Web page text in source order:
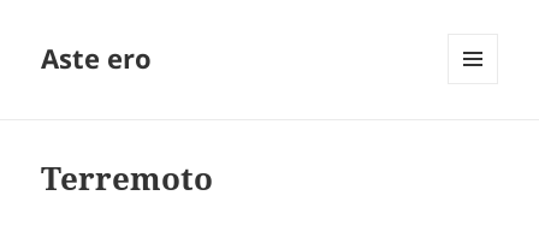
Aste ero
Terremoto